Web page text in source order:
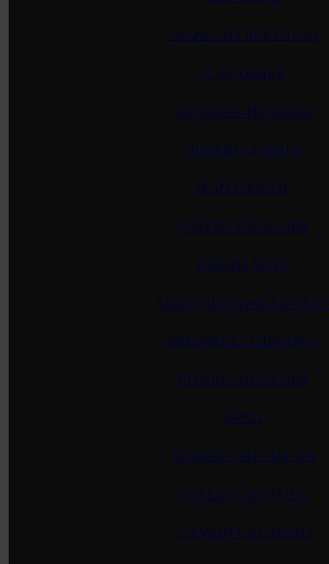
Francois Bertheau
G. Roumier
Georges Noellat
Hubert Lignier
Jean Grivot
Joseph Drouhin
Joseph Roty
Marquis D'Angerville
Mugneret Gibourg
Pierre Girardin
Rapet
Robert Chevillon
Robert Groffier
Sylvain Cathiard